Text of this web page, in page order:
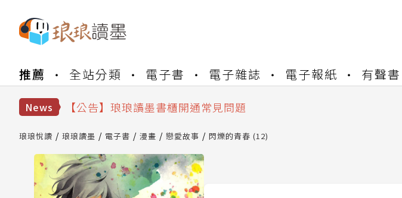
推薦 全站分類 電子書 電子雜誌 電子報紙 有聲書
News
【公告】琅琅書店服務升級重要說明及資產合併結果查詢
【公告】琅琅讀墨書櫃開通常見問題
【公告】琅琅書店服務升級重要說明及資產合併結果查詢
【公告】琅琅讀墨數位閱讀資產合併與書櫃開通申請
琅琅悅讀 琅琅讀墨 電子書 漫畫 戀愛故事 閃爍的青春 (12)